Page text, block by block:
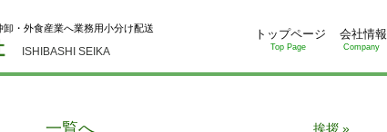
ISHIBASHI SEIKA
・外食産業へ業務用小分け配送 トップページ
Top Page
会社情報
Company
一覧へ 挨拶 »